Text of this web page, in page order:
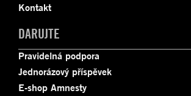
Kontakt
DARUJTE
Pravidelná podpora
Jednorázový příspěvek
E-shop Amnesty